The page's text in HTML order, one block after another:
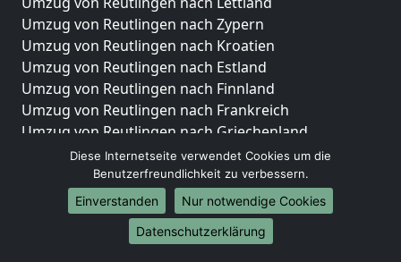
Umzug von Reutlingen nach Zypern
Umzug von Reutlingen nach Kroatien
Umzug von Reutlingen nach Estland
Umzug von Reutlingen nach Finnland
Umzug von Reutlingen nach Frankreich
Umzug von Reutlingen nach Griechenland
Umzug von Reutlingen nach Italien
Umzug von Reutlingen nach Liechtenstein
Umzug von Reutlingen nach Luxemburg
Umzug von Reutlingen nach Niederlande
Umzug von Reutlingen nach Norwegen
Diese Internetseite verwendet Cookies um die
Benutzerfreundlichkeit zu verbessern.
Einverstanden
Nur notwendige Cookies
Datenschutzerklärung